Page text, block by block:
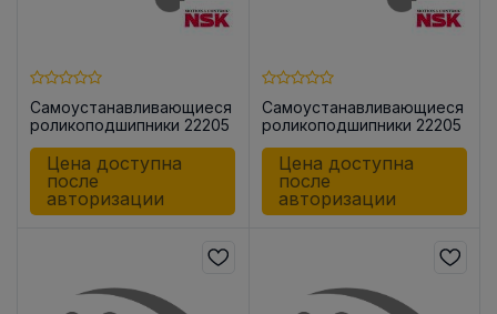
Самоустанавливающиеся
роликоподшипники 22205
Цена доступна
после
авторизации
Самоустанавливающиеся
роликоподшипники 22205
Цена доступна
после
авторизации